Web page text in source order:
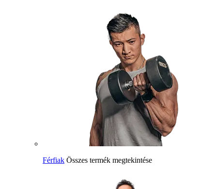
Férfiak Összes termék megtekintése